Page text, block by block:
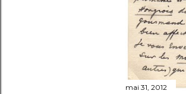
mai 31, 2012